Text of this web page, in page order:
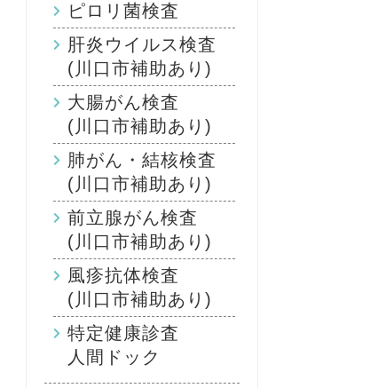
ピロリ菌検査
肝炎ウイルス検査
(川口市補助あり)
大腸がん検査
(川口市補助あり)
肺がん・結核検査
(川口市補助あり)
前立腺がん検査
(川口市補助あり)
風疹抗体検査
(川口市補助あり)
特定健康診査
人間ドック